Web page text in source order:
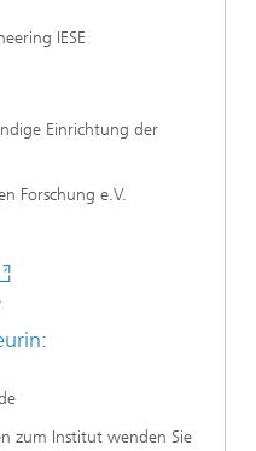
IESE
Einrichtung der
Forschung e.V.
zum Institut wenden Sie